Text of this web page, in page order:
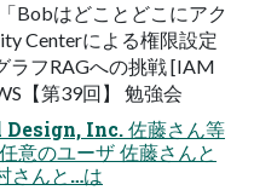
Bobはどことどこにアク
Centerによる権限設定
ラフRAGへの挑戦 [IAM
【第39回】 勉強会
Inc. 佐藤さん等
意のユーザ 佐藤さんと
さんと…は